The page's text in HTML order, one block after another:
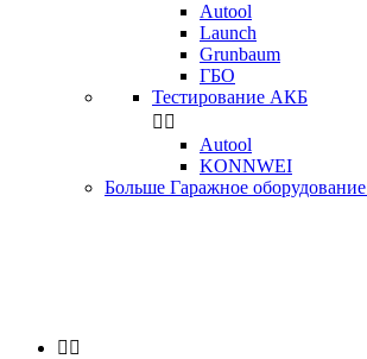
Autool
Launch
Grunbaum
ГБО
Тестирование АКБ
 
Autool
KONNWEI
Больше Гаражное оборудование
 